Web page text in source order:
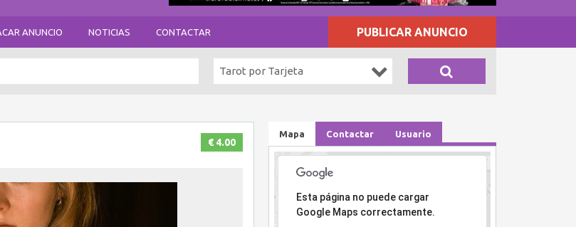
ANUNCIO NOTICIAS CONTACTAR PUBLICAR ANUNCIO
Tarot por Tarjeta
€ 4.00
Mapa Contactar Usuario
Lo sentimos, la dirección no ha sido encontrada.
Esta página no puede cargar
Google Maps correctamente.